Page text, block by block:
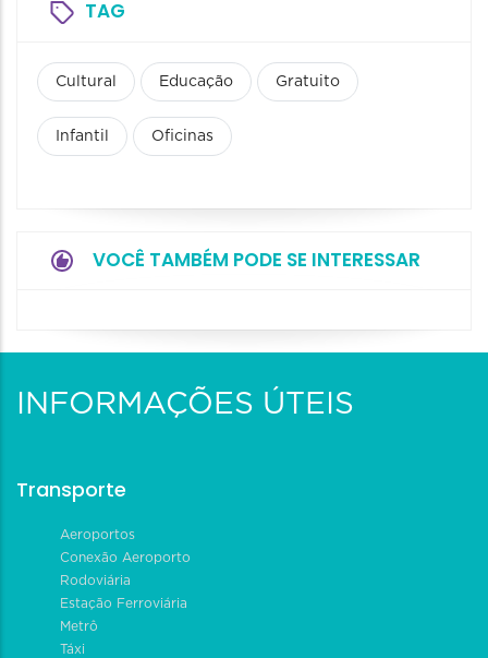
TAG
Cultural Educação Gratuito
Infantil Oficinas
VOCÊ TAMBÉM PODE SE INTERESSAR
INFORMAÇÕES ÚTEIS
Transporte
Aeroportos
Conexão Aeroporto
Rodoviária
Estação Ferroviária
Metrô
Táxi